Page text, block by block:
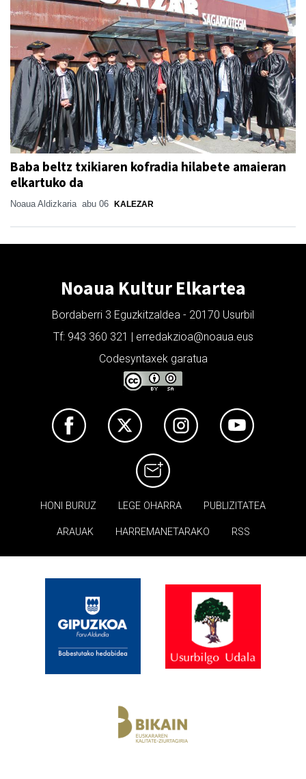
Baba beltz txikiaren kofradia hilabete amaieran
elkartuko da
Noaua Aldizkaria abu 06 KALEZAR
Noaua Kultur Elkartea
Bordaberri 3 Eguzkitzaldea - 20170 Usurbil
Tf: 943 360 321 | erredakzioa@noaua.eus
Codesyntaxek garatua
HONI BURUZ LEGE OHARRA PUBLIZITATEA
ARAUAK HARREMANETARAKO RSS